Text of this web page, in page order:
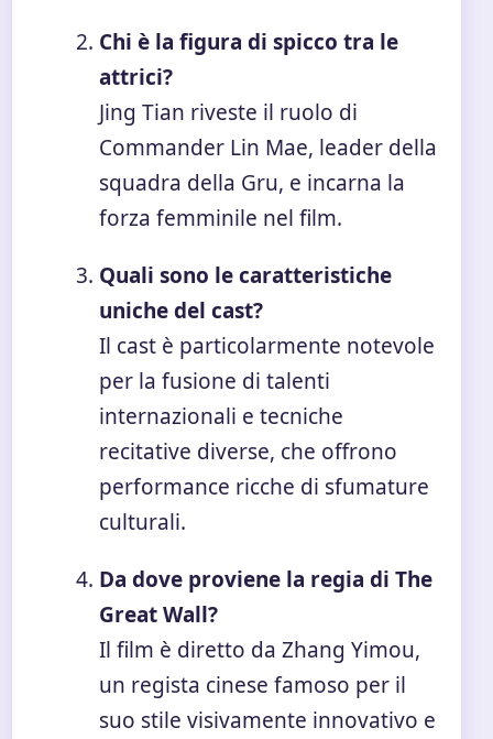
Chi è la figura di spicco tra le
attrici?
Jing Tian riveste il ruolo di
Commander Lin Mae, leader della
squadra della Gru, e incarna la
forza femminile nel film.
Quali sono le caratteristiche
uniche del cast?
Il cast è particolarmente notevole
per la fusione di talenti
internazionali e tecniche
recitative diverse, che offrono
performance ricche di sfumature
culturali.
Da dove proviene la regia di The
Great Wall?
Il film è diretto da Zhang Yimou,
un regista cinese famoso per il
suo stile visivamente innovativo e